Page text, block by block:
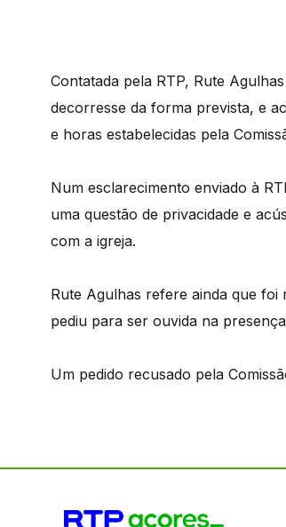
Contatada pela RTP, Rute
decorresse da forma prevista, e
e horas estabelecidas pela
Num esclarecimento enviado à
uma questão de privacidade e
com a igreja.
Rute Agulhas refere ainda que
pediu para ser ouvida na
Um pedido recusado pela